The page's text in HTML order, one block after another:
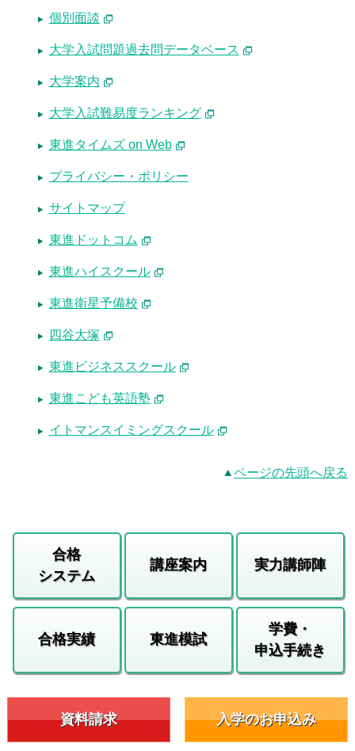
個別面談
大学入試問題過去問データベース
大学案内
大学入試難易度ランキング
東進タイムズ on Web
プライバシー・ポリシー
サイトマップ
東進ドットコム
東進ハイスクール
東進衛星予備校
四谷大塚
東進ビジネススクール
東進こども英語塾
イトマンスイミングスクール
ページの先頭へ戻る
合格
システム
講座案内 実力講師陣
合格実績 東進模試
学費・
申込手続き
資料請求 入学のお申込み